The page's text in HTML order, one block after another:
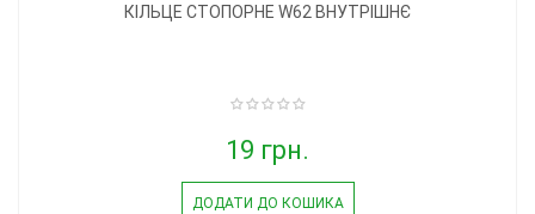
КІЛЬЦЕ СТОПОРНЕ W62 ВНУТРІШНЄ
19 грн.
ДОДАТИ ДО КОШИКА